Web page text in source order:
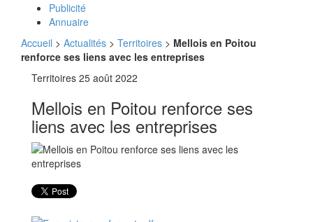
Publicité
Annuaire
Accueil > Actualités > Territoires > Mellois en Poitou
renforce ses liens avec les entreprises
Territoires 25 août 2022
Mellois en Poitou renforce ses
liens avec les entreprises